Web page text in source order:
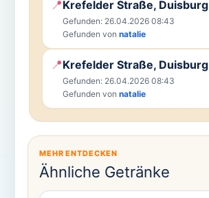
📍Krefelder Straße, Duisburg
Gefunden: 26.04.2026 08:43
Gefunden von natalie
📍Krefelder Straße, Duisburg
Gefunden: 26.04.2026 08:43
Gefunden von natalie
MEHR ENTDECKEN
Ähnliche Getränke